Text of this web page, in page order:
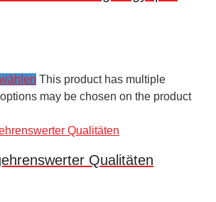
This product has multiple
may be chosen on the product
Qualitäten